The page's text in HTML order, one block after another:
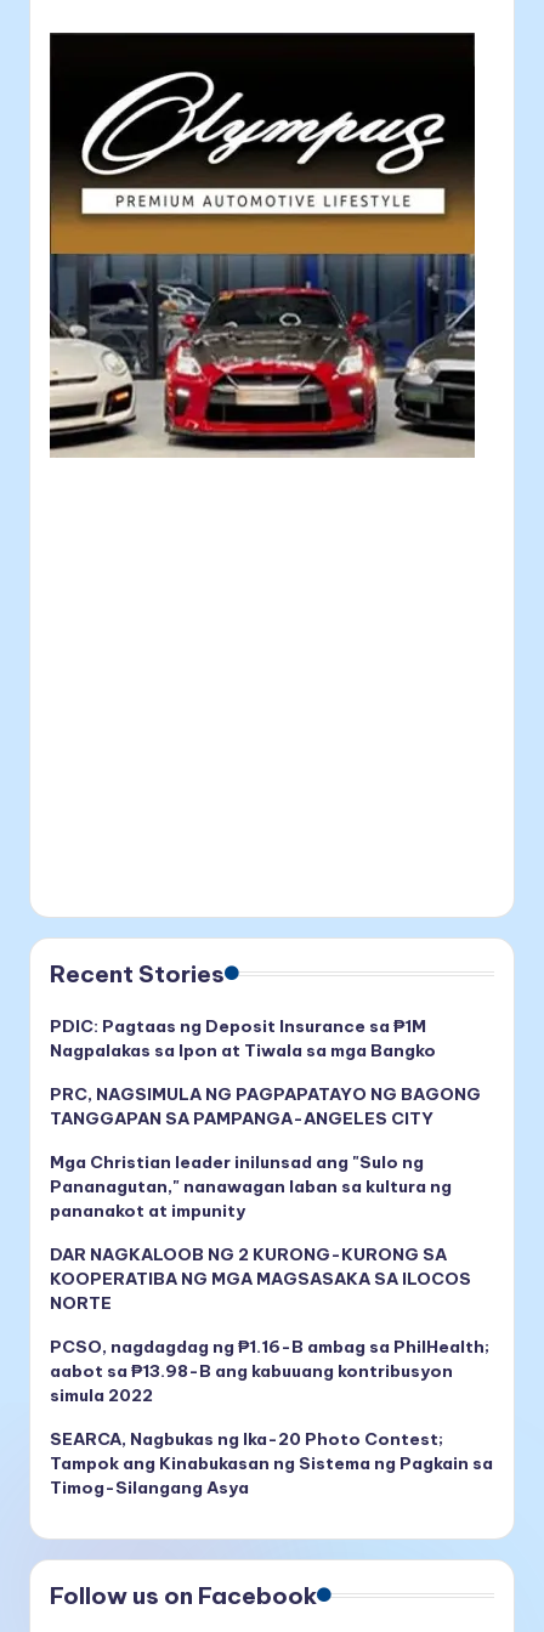
Recent Stories
PDIC: Pagtaas ng Deposit Insurance sa ₱1M
Nagpalakas sa Ipon at Tiwala sa mga Bangko
PRC, NAGSIMULA NG PAGPAPATAYO NG BAGONG
TANGGAPAN SA PAMPANGA-ANGELES CITY
Mga Christian leader inilunsad ang "Sulo ng
Pananagutan," nanawagan laban sa kultura ng
pananakot at impunity
DAR NAGKALOOB NG 2 KURONG-KURONG SA
KOOPERATIBA NG MGA MAGSASAKA SA ILOCOS
NORTE
PCSO, nagdagdag ng ₱1.16-B ambag sa PhilHealth;
aabot sa ₱13.98-B ang kabuuang kontribusyon
simula 2022
SEARCA, Nagbukas ng Ika-20 Photo Contest;
Tampok ang Kinabukasan ng Sistema ng Pagkain sa
Timog-Silangang Asya
Follow us on Facebook